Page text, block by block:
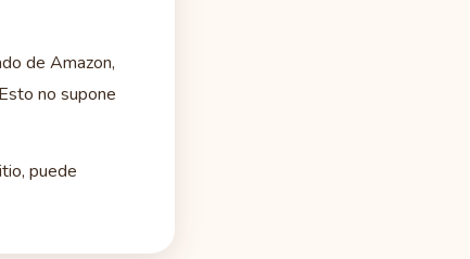
de Amazon,
no supone
puede